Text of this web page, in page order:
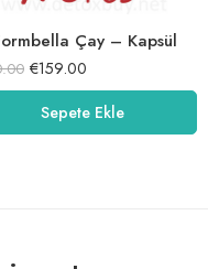
Çay – Kapsül
€159.00
Sepete Ekle